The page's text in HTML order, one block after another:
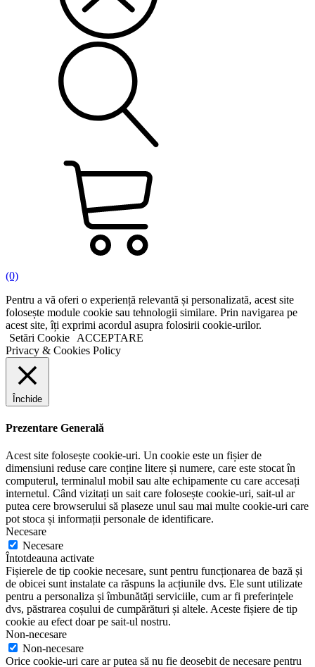
(0)
Pentru a vă oferi o experiență relevantă și personalizată, acest site
folosește module cookie sau tehnologii similare. Prin navigarea pe
acest site, îți exprimi acordul asupra folosirii cookie-urilor.
Setări Cookie
ACCEPTARE
Privacy & Cookies Policy
Închide
Prezentare Generală
Acest site folosește cookie-uri. Un cookie este un fișier de
dimensiuni reduse care conține litere și numere, care este stocat în
computerul, terminalul mobil sau alte echipamente cu care accesați
internetul. Când vizitați un sait care folosește cookie-uri, sait-ul ar
putea cere browserului să plaseze unul sau mai multe cookie-uri care
pot stoca și informații personale de identificare.
Necesare
Necesare
Întotdeauna activate
Fișierele de tip cookie necesare, sunt pentru funcționarea de bază și
de obicei sunt instalate ca răspuns la acțiunile dvs. Ele sunt utilizate
pentru a personaliza și îmbunătăți serviciile, cum ar fi preferințele
dvs, păstrarea coșului de cumpărături și altele. Aceste fișiere de tip
cookie au efect doar pe sait-ul nostru.
Non-necesare
Non-necesare
Orice cookie-uri care ar putea să nu fie deosebit de necesare pentru